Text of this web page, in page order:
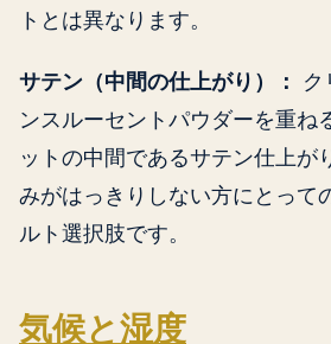
トとは異なります。
サテン（中間の仕上がり）： ク
ンスルーセントパウダーを重ね
ットの中間であるサテン仕上が
みがはっきりしない方にとって
ルト選択肢です。
気候と湿度